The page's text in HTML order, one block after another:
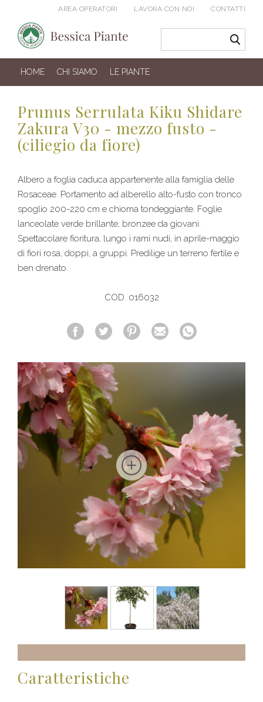
AREA OPERATORI LAVORA CON NOI CONTATTI
HOME CHI SIAMO LE PIANTE
Prunus Serrulata Kiku Shidare
Zakura V30 - mezzo fusto -
(ciliegio da fiore)
Albero a foglia caduca appartenente alla famiglia delle
Rosaceae. Portamento ad alberello alto-fusto con tronco
spoglio 200-220 cm e chioma tondeggiante. Foglie
lanceolate verde brillante, bronzee da giovani.
Spettacolare fioritura, lungo i rami nudi, in aprile-maggio
di fiori rosa, doppi, a gruppi. Predilige un terreno fertile e
ben drenato.
COD. 016032
Caratteristiche